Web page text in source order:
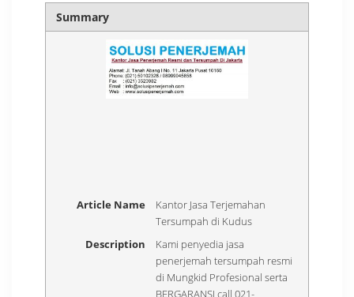
Summary
Article Name
Kantor Jasa Terjemahan
Tersumpah di Kudus
Description
Kami penyedia jasa
penerjemah tersumpah resmi
di Mungkid Profesional serta
BERGARANSI call 021-